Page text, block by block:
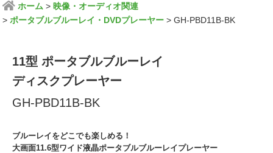
ホーム
映像・オーディオ関連
ポータブルブルーレイ・DVDプレーヤー
GH-PBD11B-BK
11型 ポータブルブルーレイ
ディスクプレーヤー
GH-PBD11B-BK
ブルーレイをどこでも楽しめる！
大画面11.6型ワイド液晶ポータブルブルーレイプレーヤー